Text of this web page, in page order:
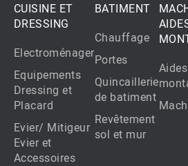
CUISINE ET
DRESSING
Electroménager
Equipements
Dressing et
Placard
Evier/ Mitigeur
Evier et
Accessoires
BATIMENT
Chauffage
Portes
Quincaillerie
de batiment
Revêtement
sol et mur